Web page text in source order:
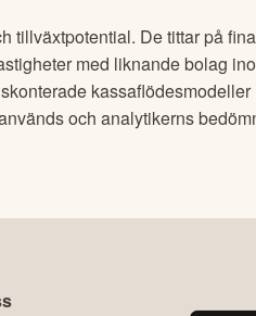
tillväxtpotential. De tittar på
med liknande bolag
och analytikerns